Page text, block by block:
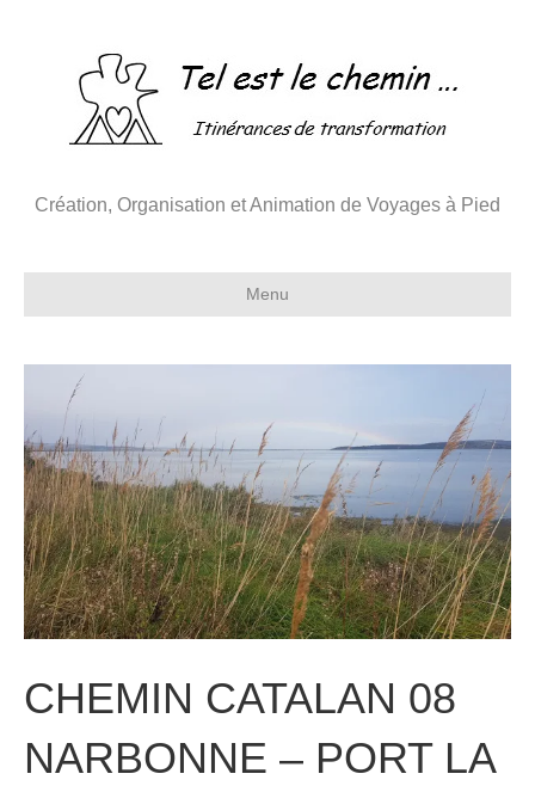
Création, Organisation et Animation de Voyages à Pied
Menu
CHEMIN CATALAN 08
NARBONNE – PORT LA